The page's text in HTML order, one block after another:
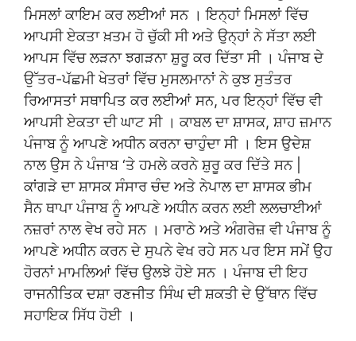
ਮਿਸਲਾਂ ਕਾਇਮ ਕਰ ਲਈਆਂ ਸਨ । ਇਨ੍ਹਾਂ ਮਿਸਲਾਂ ਵਿੱਚ
ਆਪਸੀ ਏਕਤਾ ਖ਼ਤਮ ਹੋ ਚੁੱਕੀ ਸੀ ਅਤੇ ਉਨ੍ਹਾਂ ਨੇ ਸੱਤਾ ਲਈ
ਆਪਸ ਵਿੱਚ ਲੜਨਾ ਝਗੜਨਾ ਸ਼ੁਰੂ ਕਰ ਦਿੱਤਾ ਸੀ । ਪੰਜਾਬ ਦੇ
ਉੱਤਰ-ਪੱਛਮੀ ਖੇਤਰਾਂ ਵਿੱਚ ਮੁਸਲਮਾਨਾਂ ਨੇ ਕੁਝ ਸੁਤੰਤਰ
ਰਿਆਸਤਾਂ ਸਥਾਪਿਤ ਕਰ ਲਈਆਂ ਸਨ, ਪਰ ਇਨ੍ਹਾਂ ਵਿੱਚ ਵੀ
ਆਪਸੀ ਏਕਤਾ ਦੀ ਘਾਟ ਸੀ । ਕਾਬਲ ਦਾ ਸ਼ਾਸਕ, ਸ਼ਾਹ ਜ਼ਮਾਨ
ਪੰਜਾਬ ਨੂੰ ਆਪਣੇ ਅਧੀਨ ਕਰਨਾ ਚਾਹੁੰਦਾ ਸੀ । ਇਸ ਉਦੇਸ਼
ਨਾਲ ਉਸ ਨੇ ਪੰਜਾਬ ‘ਤੇ ਹਮਲੇ ਕਰਨੇ ਸ਼ੁਰੂ ਕਰ ਦਿੱਤੇ ਸਨ |
ਕਾਂਗੜੇ ਦਾ ਸ਼ਾਸਕ ਸੰਸਾਰ ਚੰਦ ਅਤੇ ਨੇਪਾਲ ਦਾ ਸ਼ਾਸਕ ਭੀਮ
ਸੈਨ ਥਾਪਾ ਪੰਜਾਬ ਨੂੰ ਆਪਣੇ ਅਧੀਨ ਕਰਨ ਲਈ ਲਲਚਾਈਆਂ
ਨਜ਼ਰਾਂ ਨਾਲ ਵੇਖ ਰਹੇ ਸਨ । ਮਰਾਠੇ ਅਤੇ ਅੰਗਰੇਜ਼ ਵੀ ਪੰਜਾਬ ਨੂੰ
ਆਪਣੇ ਅਧੀਨ ਕਰਨ ਦੇ ਸੁਪਨੇ ਵੇਖ ਰਹੇ ਸਨ ਪਰ ਇਸ ਸਮੇਂ ਉਹ
ਹੋਰਨਾਂ ਮਾਮਲਿਆਂ ਵਿੱਚ ਉਲਝੇ ਹੋਏ ਸਨ । ਪੰਜਾਬ ਦੀ ਇਹ
ਰਾਜਨੀਤਿਕ ਦਸ਼ਾ ਰਣਜੀਤ ਸਿੰਘ ਦੀ ਸ਼ਕਤੀ ਦੇ ਉੱਥਾਨ ਵਿੱਚ
ਸਹਾਇਕ ਸਿੱਧ ਹੋਈ ।